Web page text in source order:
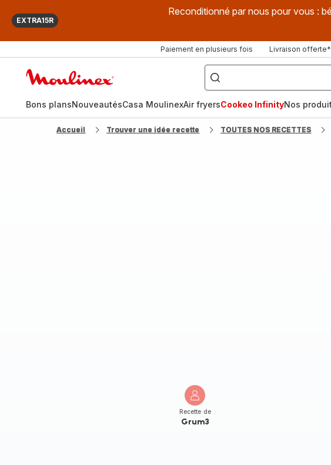
EXTRA15R
Reconditionné par nous pour vous :
Paiement en plusieurs fois Livraison
["Que
recherchez-
vous
?",
fryer",
"Companion"]
Bons plansNouveautésCasa MoulinexAir fryersCookeo InfinityNos
Accueil Trouver une idée recette TOUTES NOS RECETTES
Recette de
Grum3